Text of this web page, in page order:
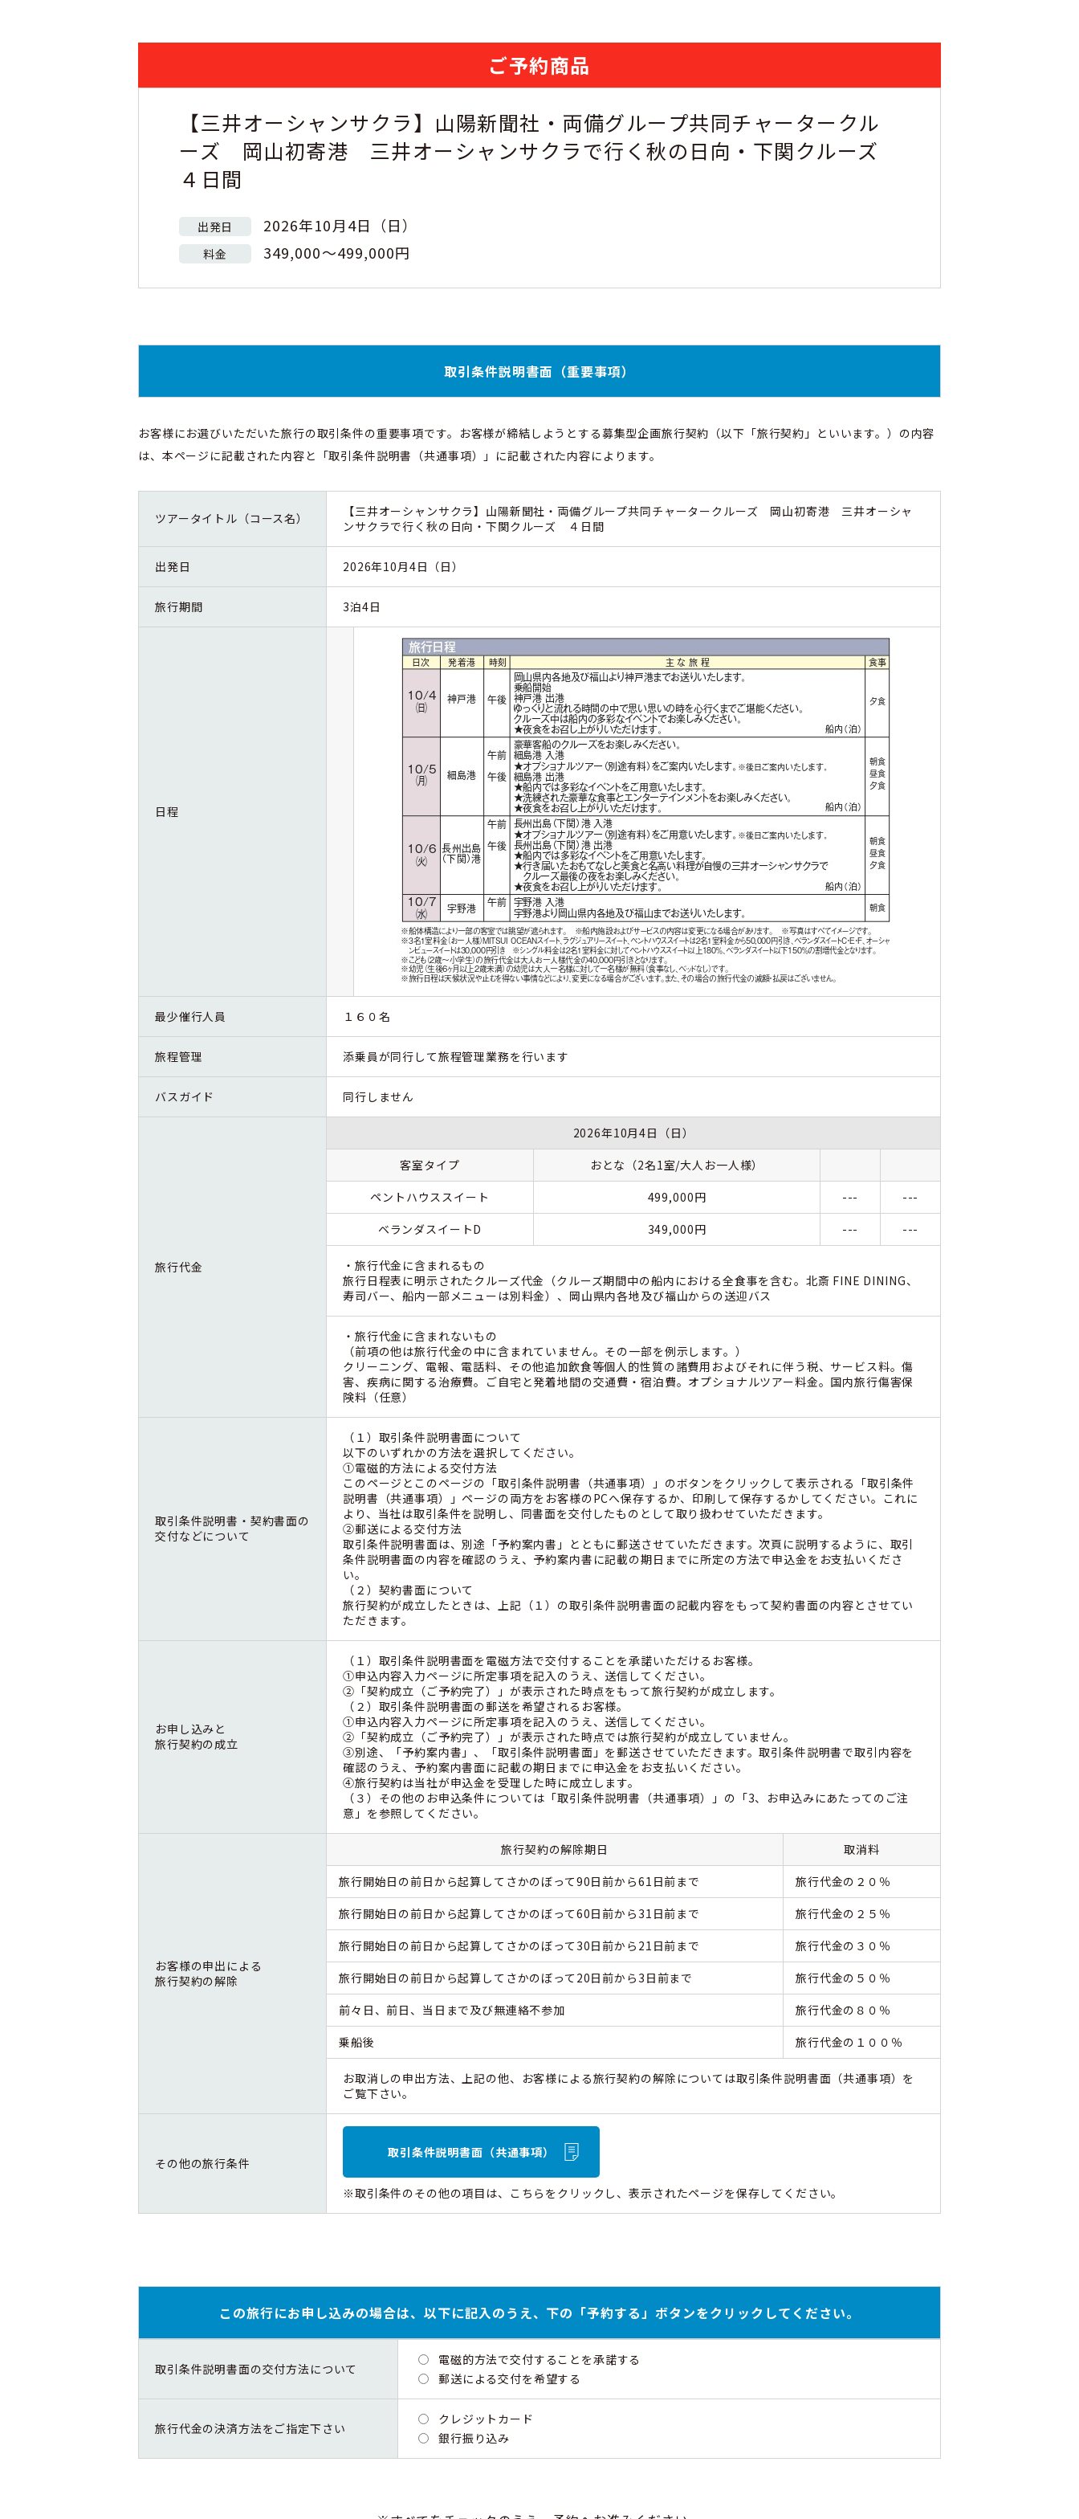
ご予約商品
【三井オーシャンサクラ】山陽新聞社・両備グループ共同チャータークル
ーズ 岡山初寄港 三井オーシャンサクラで行く秋の日向・下関クルーズ
４日間
出発日 2026年10月4日（日）
料金 349,000～499,000円
取引条件説明書面（重要事項）
お客様にお選びいただいた旅行の取引条件の重要事項です。お客様が締結しようとする募集型企画旅行契約（以下「旅行契約」といいます。）の内容
は、本ページに記載された内容と「取引条件説明書（共通事項）」に記載された内容によります。
ツアータイトル（コース名）
【三井オーシャンサクラ】山陽新聞社・両備グループ共同チャータークルーズ 岡山初寄港 三井オーシャ
ンサクラで行く秋の日向・下関クルーズ ４日間
出発日 2026年10月4日（日）
旅行期間 3泊4日
日程
最少催行人員 １６０名
旅程管理 添乗員が同行して旅程管理業務を行います
バスガイド 同行しません
旅行代金
2026年10月4日（日）
客室タイプ
おとな（2名1室/大人お一人様）
ペントハウススイート
499,000円 ---
---
ベランダスイートD
349,000円 --- ---
・旅行代金に含まれるもの
旅行日程表に明示されたクルーズ代金（クルーズ期間中の船内における全食事を含む。北斎 FINE DINING、
寿司バー、船内一部メニューは別料金）、岡山県内各地及び福山からの送迎バス
・旅行代金に含まれないもの
（前項の他は旅行代金の中に含まれていません。その一部を例示します。）
クリーニング、電報、電話料、その他追加飲食等個人的性質の諸費用およびそれに伴う税、サービス料。傷
害、疾病に関する治療費。ご自宅と発着地間の交通費・宿泊費。オプショナルツアー料金。国内旅行傷害保
険料（任意）
取引条件説明書・契約書面の
交付などについて
（１）取引条件説明書面について
以下のいずれかの方法を選択してください。
①電磁的方法による交付方法
このページとこのページの「取引条件説明書（共通事項）」のボタンをクリックして表示される「取引条件
説明書（共通事項）」ページの両方をお客様のPCへ保存するか、印刷して保存するかしてください。これに
より、当社は取引条件を説明し、同書面を交付したものとして取り扱わせていただきます。
②郵送による交付方法
取引条件説明書面は、別途「予約案内書」とともに郵送させていただきます。次頁に説明するように、取引
条件説明書面の内容を確認のうえ、予約案内書に記載の期日までに所定の方法で申込金をお支払いくださ
い。
（２）契約書面について
旅行契約が成立したときは、上記（１）の取引条件説明書面の記載内容をもって契約書面の内容とさせてい
ただきます。
お申し込みと
旅行契約の成立
（１）取引条件説明書面を電磁方法で交付することを承諾いただけるお客様。
①申込内容入力ページに所定事項を記入のうえ、送信してください。
②「契約成立（ご予約完了）」が表示された時点をもって旅行契約が成立します。
（２）取引条件説明書面の郵送を希望されるお客様。
①申込内容入力ページに所定事項を記入のうえ、送信してください。
②「契約成立（ご予約完了）」が表示された時点では旅行契約が成立していません。
③別途、「予約案内書」、「取引条件説明書面」を郵送させていただきます。取引条件説明書で取引内容を
確認のうえ、予約案内書面に記載の期日までに申込金をお支払いください。
④旅行契約は当社が申込金を受理した時に成立します。
（３）その他のお申込条件については「取引条件説明書（共通事項）」の「3、お申込みにあたってのご注
意」を参照してください。
お客様の申出による
旅行契約の解除
旅行契約の解除期日
取消料
旅行開始日の前日から起算してさかのぼって90日前から61日前まで
旅行代金の２０％
旅行開始日の前日から起算してさかのぼって60日前から31日前まで
旅行代金の２５％
旅行開始日の前日から起算してさかのぼって30日前から21日前まで
旅行代金の３０％
旅行開始日の前日から起算してさかのぼって20日前から3日前まで
旅行代金の５０％
前々日、前日、当日まで及び無連絡不参加
旅行代金の８０％
乗船後
旅行代金の１００％
お取消しの申出方法、上記の他、お客様による旅行契約の解除については取引条件説明書面（共通事項）を
ご覧下さい。
その他の旅行条件
取引条件説明書面（共通事項）
※取引条件のその他の項目は、こちらをクリックし、表示されたページを保存してください。
この旅行にお申し込みの場合は、以下に記入のうえ、下の「予約する」ボタンをクリックしてください。
取引条件説明書面の交付方法について
電磁的方法で交付することを承諾する
郵送による交付を希望する
旅行代金の決済方法をご指定下さい
クレジットカード
銀行振り込み
取引条件説明書面（共通事項）（PDF）を表示し保存しました。